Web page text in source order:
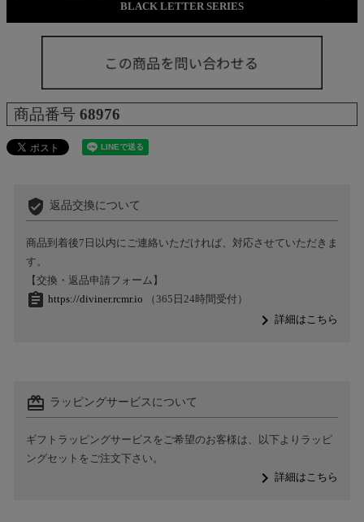
BLACK LETTER SERIES
商品番号 68976
verified_user 返品交換について
商品到着後7日以内にご連絡いただければ、対応させていただきま
す。
【交換・返品申請フォーム】
assignment https://diviner.rcmr.io （365日24時間受付）
navigate_next詳細はこちら
card_giftcard ラッピングサービスについて
ギフトラッピングサービスをご希望のお客様は、以下よりラッピ
ングセットをご注文下さい。
navigate_next詳細はこちら